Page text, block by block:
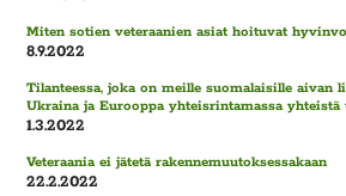
Miten sotien veteraanien asiat hoituvat
8.9.2022
Tilanteessa, joka on meille suomalaisille aivan
Ukraina ja Eurooppa yhteisrintamassa yhteistä
1.3.2022
Veteraania ei jätetä rakennemuutoksessakaan
22.2.2022